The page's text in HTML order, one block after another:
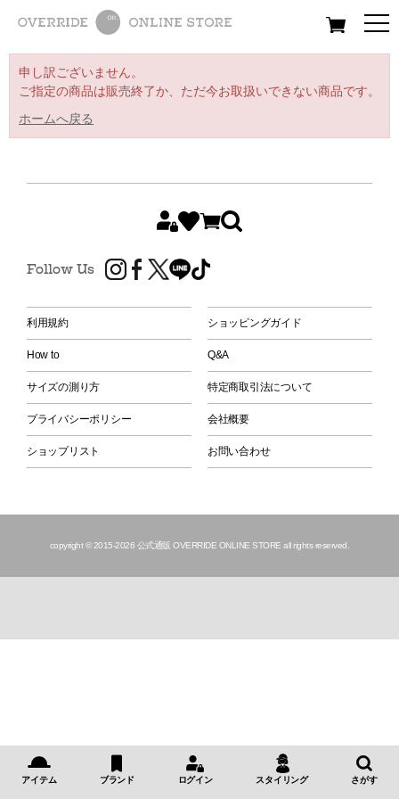
All Women Men
申し訳ございません。
ご指定の商品は販売終了か、ただ今お取扱いできない商品です。
ホームへ戻る
Follow Us
利用規約 ショッピングガイド
How to Q&A
サイズの測り方 特定商取引法について
プライバシーポリシー 会社概要
ショップリスト お問い合わせ
copyright © 2015-2026 公式通販 OVERRIDE ONLINE STORE all rights reserved.
アイテム ブランド ログイン スタイリング さがす